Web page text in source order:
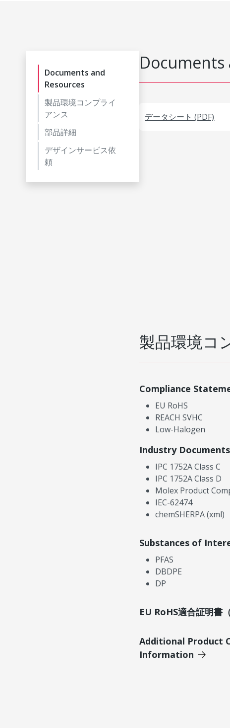
Documents and
Resources
製品環境コンプライ
アンス
部品詳細
デザインサービス依
頼
Documents
データシート (PDF)
製品環境コ
Compliance
EU RoHS
REACH SVHC
Low-Halogen
Industry Documents
IPC 1752A Class C
IPC 1752A Class D
Molex Product
IEC-62474
chemSHERPA (xml)
Substances of
PFAS
DBDPE
DP
EU RoHS適合証明書
Additional Product
Information